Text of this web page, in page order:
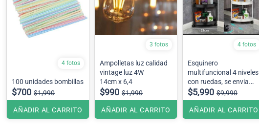
4 fotos
100 unidades bombillas
$700 $1,990
AÑADIR AL CARRITO
3 fotos
Ampolletas luz calidad
vintage luz 4W
14cm x 6,4
$990 $1,990
AÑADIR AL CARRITO
4 fotos
Esquinero
multifuncional 4 niveles
con ruedas, se envia
color de acuerdo a
stock en bodega
$5,990 $9,990
AÑADIR AL CARRITO